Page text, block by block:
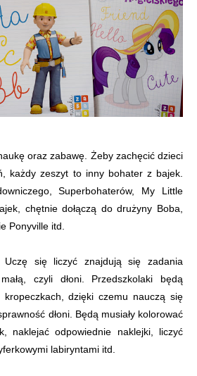
oraz zabawę. Żeby zachęcić dzieci
każdy zeszyt to inny bohater z bajek.
Superbohaterów, My Little
chętnie dołączą do drużyny Boba,
Ponyville itd.
Uczę się liczyć znajdują się zadania
czyli dłoni. Przedszkolaki będą
kropeczkach, dzięki czemu nauczą się
dłoni. Będą musiały kolorować
naklejać odpowiednie naklejki, liczyć
labiryntami itd.